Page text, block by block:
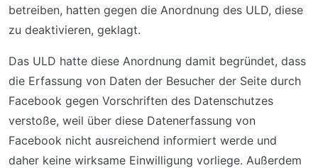
betreiben, hatten gegen die Anordnung des ULD, diese
zu deaktivieren, geklagt.
Das ULD hatte diese Anordnung damit begründet, dass
die Erfassung von Daten der Besucher der Seite durch
Facebook gegen Vorschriften des Datenschutzes
verstoße, weil über diese Datenerfassung von
Facebook nicht ausreichend informiert werde und
daher keine wirksame Einwilligung vorliege. Außerdem